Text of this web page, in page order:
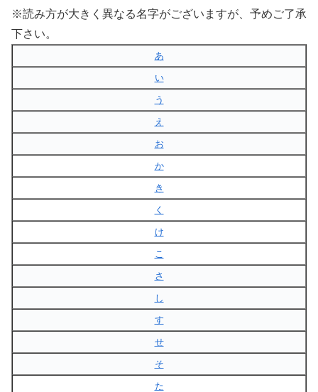
※読み方が大きく異なる名字がございますが、予めご了承
下さい。
あ
い
う
え
お
か
き
く
け
こ
さ
し
す
せ
そ
た